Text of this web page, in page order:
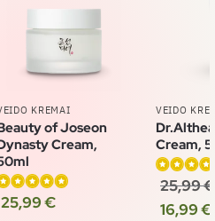
KREMAI
of Joseon
Cream,
Įvertinimas:
25,99€
VEIDO
Cream,
5.00iš 5
25,99€
16,99€